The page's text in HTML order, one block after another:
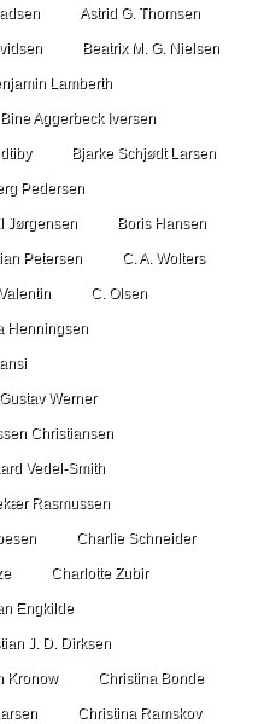
Astrid G. Thomsen
Beatrix M. G. Nielsen
Lamberth
Bine Aggerbeck Iversen
Bjarke Schjødt Larsen
Pedersen
Jørgensen Boris Hansen
Petersen C. A. Wolters
C. Olsen
Henningsen
Werner
Christiansen
Vedel-Smith
Rasmussen
Charlie Schneider
Charlotte Zubir
Engkilde
J. D. Dirksen
Kronow Christina Bonde
Christina Ramskov